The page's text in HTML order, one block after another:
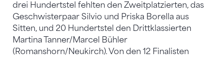
drei Hundertstel fehlten den Zweitplatzierten, das
Geschwisterpaar Silvio und Priska Borella aus
Sitten, und 20 Hundertstel den Drittklassierten
Martina Tanner/Marcel Bühler
(Romanshorn/Neukirch). Von den 12 Finalisten